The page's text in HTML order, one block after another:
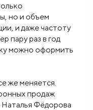
но и объем
и даже частоту
пару раз в год
можно оформить
же меняется.
продаж
Наталья Фёдорова